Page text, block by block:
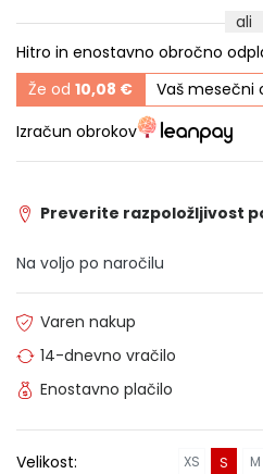
ali
Hitro in enostavno obročno
Že od 10,08 €
Vaš mesečni
Izračun obrokov
Preverite razpoložljivost
Na voljo po naročilu
Varen nakup
14-dnevno vračilo
Enostavno plačilo
Velikost: XS S M